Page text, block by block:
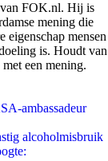
van FOK.nl. Hij is
mening die
eigenschap mensen
is. Houdt van
een mening.
ambassadeur
alcoholmisbruik